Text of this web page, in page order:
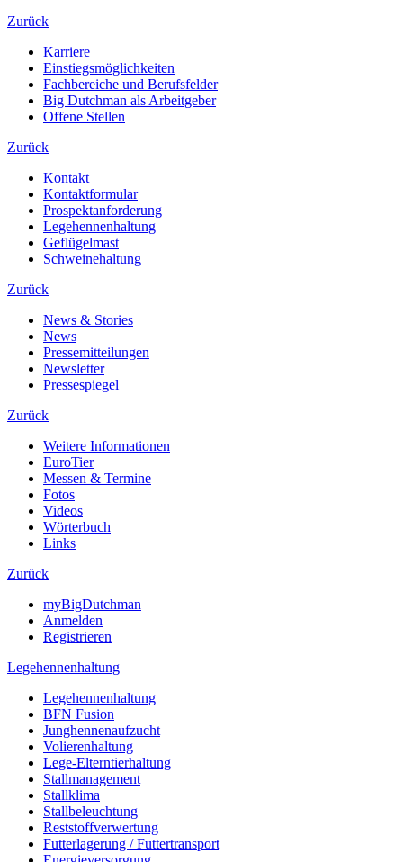
Zurück
Karriere
Einstiegsmöglichkeiten
Fachbereiche und Berufsfelder
Big Dutchman als Arbeitgeber
Offene Stellen
Zurück
Kontakt
Kontaktformular
Prospektanforderung
Legehennenhaltung
Geflügelmast
Schweinehaltung
Zurück
News & Stories
News
Pressemitteilungen
Newsletter
Pressespiegel
Zurück
Weitere Informationen
EuroTier
Messen & Termine
Fotos
Videos
Wörterbuch
Links
Zurück
myBigDutchman
Anmelden
Registrieren
Legehennenhaltung
Legehennenhaltung
BFN Fusion
Junghennenaufzucht
Volierenhaltung
Lege-Elterntierhaltung
Stallmanagement
Stallklima
Stallbeleuchtung
Reststoffverwertung
Futterlagerung / Futtertransport